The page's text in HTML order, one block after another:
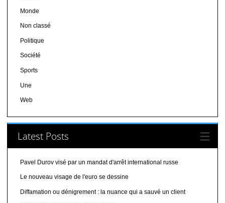
Monde
Non classé
Politique
Société
Sports
Une
Web
Latest Posts
Pavel Durov visé par un mandat d'arrêt international russe
Le nouveau visage de l'euro se dessine
Diffamation ou dénigrement : la nuance qui a sauvé un client